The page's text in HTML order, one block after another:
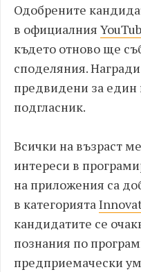
Одобрените
в официалния
където отново ще
споделяния.
предвидени за
подгласник.
Всички на възраст
интереси в
на приложения са
в категорията
кандидатите се
познания по
предприемачески